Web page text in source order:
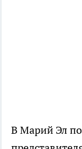
В Марий Эл